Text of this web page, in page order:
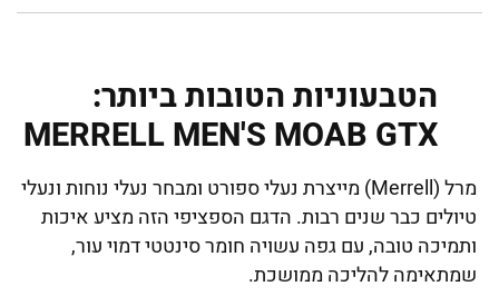
הטבעוניות הטובות ביותר:
MERRELL MEN'S MOAB GTX
מרל (Merrell) מייצרת נעלי ספורט ומבחר נעלי נוחות ונעלי
טיולים כבר שנים רבות. הדגם הספציפי הזה מציע איכות
ותמיכה טובה, עם גפה עשויה חומר סינטטי דמוי עור,
שמתאימה להליכה ממושכת.